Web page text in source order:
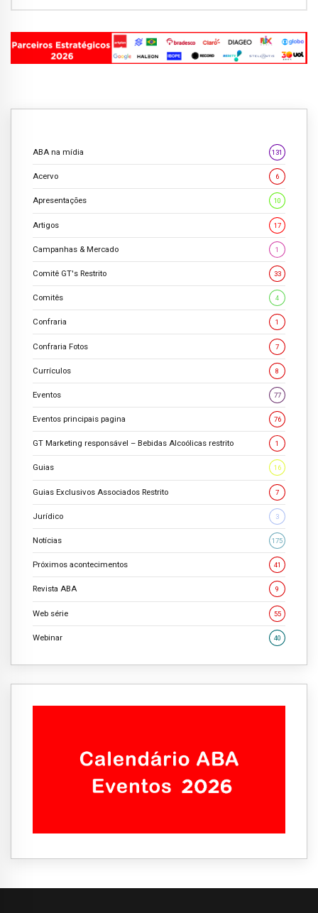
ABA na mídia 131
Acervo 6
Apresentações 10
Artigos 17
Campanhas & Mercado 1
Comitê GT's Restrito 33
Comitês 4
Confraria 1
Confraria Fotos 7
Currículos 8
Eventos 77
Eventos principais pagina 76
GT Marketing responsável – Bebidas Alcoólicas restrito 1
Guias 16
Guias Exclusivos Associados Restrito 7
Jurídico 3
Notícias 175
Próximos acontecimentos 41
Revista ABA 9
Web série 55
Webinar 40